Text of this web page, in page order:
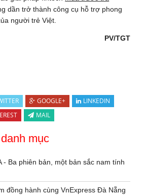
dần trở thành công cụ hỗ trợ phong
người trẻ Việt.
PV/TGT
GOOGLE+
LINKEDIN
MAIL
mục
- Ba phiên bản, một bản sắc nam tính
đồng hành cùng VnExpress Đà Nẵng